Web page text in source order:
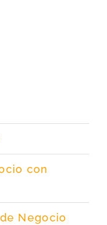
con
Negocio